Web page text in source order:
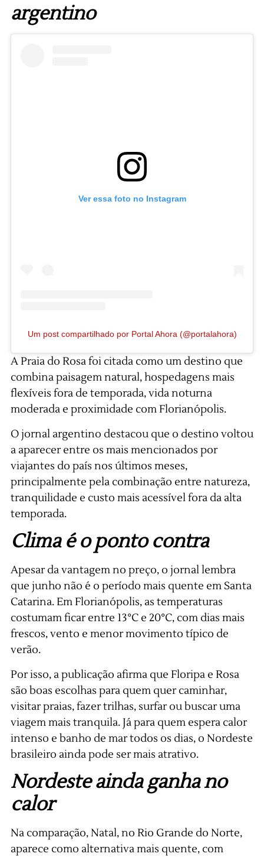
argentino
Ver essa foto no Instagram
Um post compartilhado por Portal Ahora (@portalahora)
A Praia do Rosa foi citada como um destino que
combina paisagem natural, hospedagens mais
flexíveis fora de temporada, vida noturna
moderada e proximidade com Florianópolis.
O jornal argentino destacou que o destino voltou
a aparecer entre os mais mencionados por
viajantes do país nos últimos meses,
principalmente pela combinação entre natureza,
tranquilidade e custo mais acessível fora da alta
temporada.
Clima é o ponto contra
Apesar da vantagem no preço, o jornal lembra
que junho não é o período mais quente em Santa
Catarina. Em Florianópolis, as temperaturas
costumam ficar entre 13°C e 20°C, com dias mais
frescos, vento e menor movimento típico de
verão.
Por isso, a publicação afirma que Floripa e Rosa
são boas escolhas para quem quer caminhar,
visitar praias, fazer trilhas, surfar ou buscar uma
viagem mais tranquila. Já para quem espera calor
intenso e banho de mar todos os dias, o Nordeste
brasileiro ainda pode ser mais atrativo.
Nordeste ainda ganha no
calor
Na comparação, Natal, no Rio Grande do Norte,
aparece como alternativa mais quente, com